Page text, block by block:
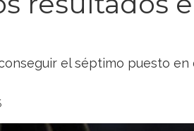
el séptimo puesto en